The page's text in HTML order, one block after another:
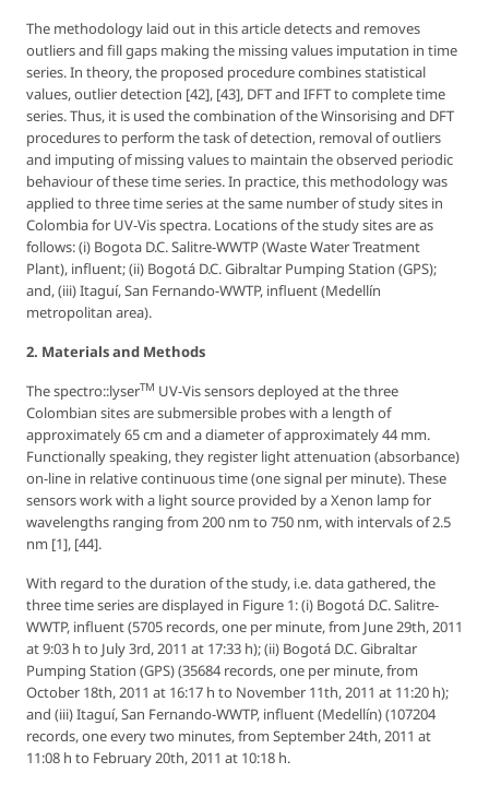
The methodology laid out in this article detects and removes
outliers and fill gaps making the missing values imputation in time
series. In theory, the proposed procedure combines statistical
values, outlier detection [42], [43], DFT and IFFT to complete time
series. Thus, it is used the combination of the Winsorising and DFT
procedures to perform the task of detection, removal of outliers
and imputing of missing values to maintain the observed periodic
behaviour of these time series. In practice, this methodology was
applied to three time series at the same number of study sites in
Colombia for UV-Vis spectra. Locations of the study sites are as
follows: (i) Bogota D.C. Salitre-WWTP (Waste Water Treatment
Plant), influent; (ii) Bogotá D.C. Gibraltar Pumping Station (GPS);
and, (iii) Itaguí, San Fernando-WWTP, influent (Medellín
metropolitan area).
2. Materials and Methods
The spectro::lyserTM UV-Vis sensors deployed at the three
Colombian sites are submersible probes with a length of
approximately 65 cm and a diameter of approximately 44 mm.
Functionally speaking, they register light attenuation (absorbance)
on-line in relative continuous time (one signal per minute). These
sensors work with a light source provided by a Xenon lamp for
wavelengths ranging from 200 nm to 750 nm, with intervals of 2.5
nm [1], [44].
With regard to the duration of the study, i.e. data gathered, the
three time series are displayed in Figure 1: (i) Bogotá D.C. Salitre-
WWTP, influent (5705 records, one per minute, from June 29th, 2011
at 9:03 h to July 3rd, 2011 at 17:33 h); (ii) Bogotá D.C. Gibraltar
Pumping Station (GPS) (35684 records, one per minute, from
October 18th, 2011 at 16:17 h to November 11th, 2011 at 11:20 h);
and (iii) Itaguí, San Fernando-WWTP, influent (Medellín) (107204
records, one every two minutes, from September 24th, 2011 at
11:08 h to February 20th, 2011 at 10:18 h.